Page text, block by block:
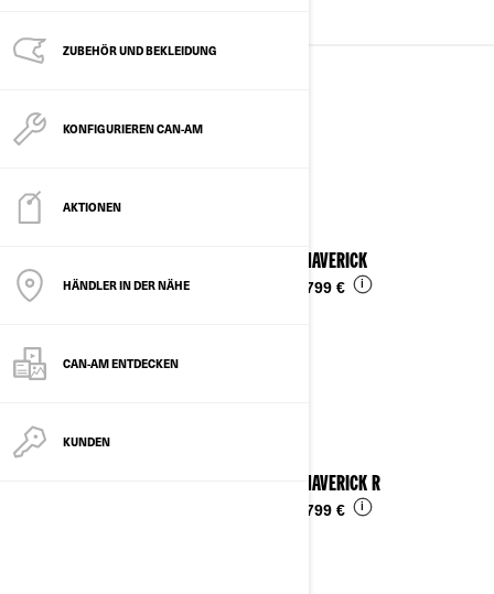
ZUBEHÖR UND BEKLEIDUNG
KONFIGURIEREN CAN-AM
AKTIONEN
HÄNDLER IN DER NÄHE
CAN-AM ENTDECKEN
KUNDEN
Details ansehen
2025 MAVERICK
29.799 € i
2025 MAVERICK R
51.799 € i